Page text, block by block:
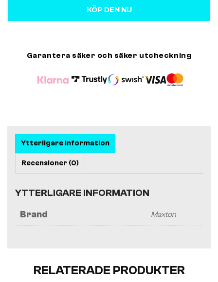
KÖP DEN NU
Garantera säker och säker utcheckning
Ytterligare information
Recensioner (0)
YTTERLIGARE INFORMATION
Brand Maxton
RELATERADE PRODUKTER